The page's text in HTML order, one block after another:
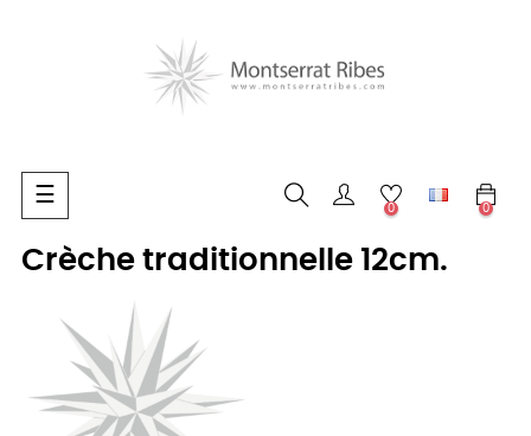
Basculer
la
navigation
☰
0 0
Crèche traditionnelle 12cm.